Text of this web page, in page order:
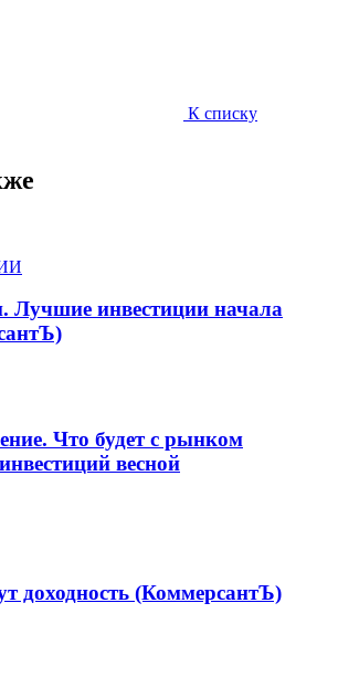
К списку
Лучшие инвестиции начала
Что будет с рынком
весной
доходность (КоммерсантЪ)